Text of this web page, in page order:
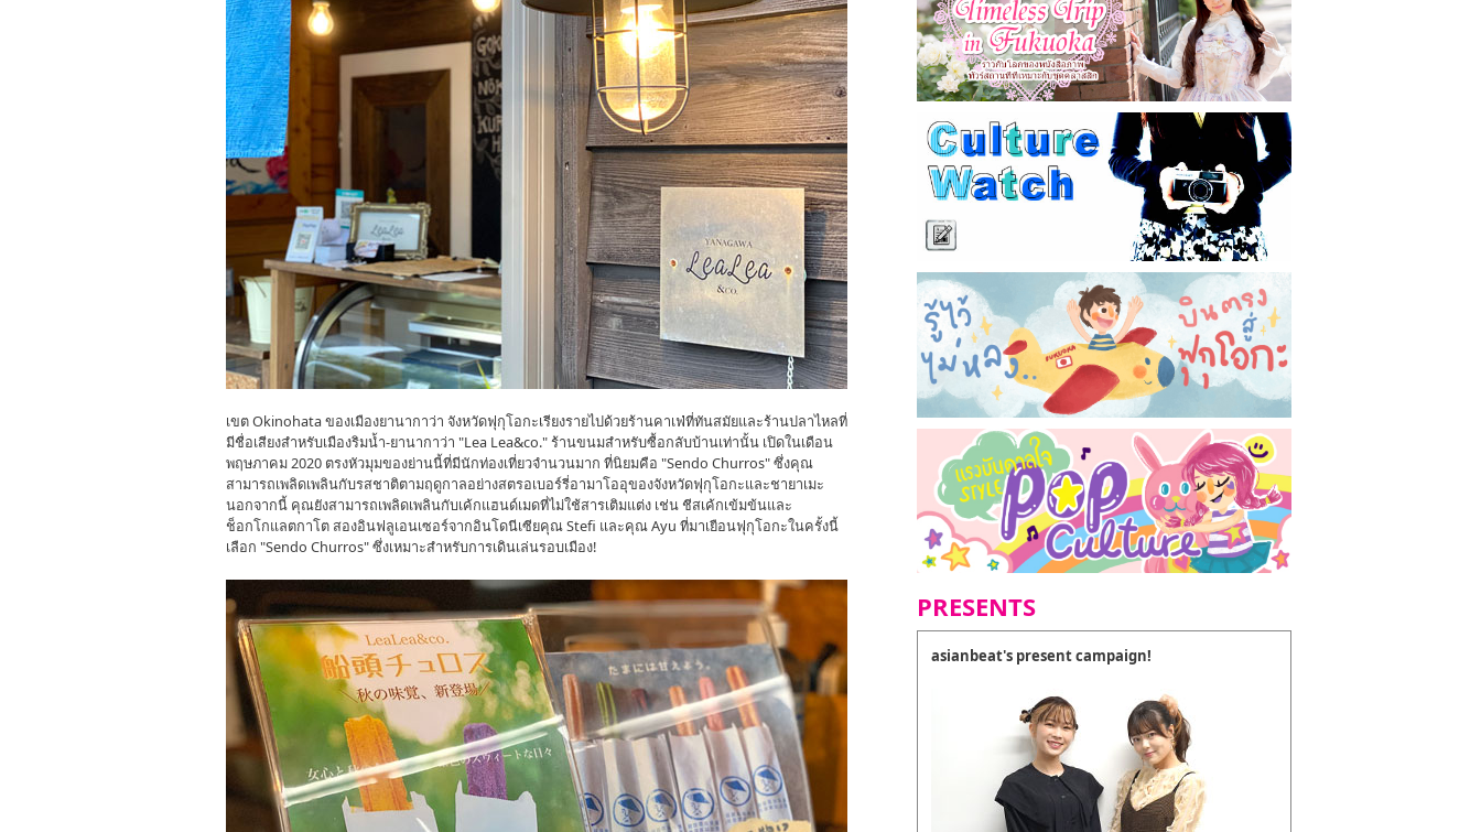
เขต Okinohata ของเมืองยานากาว่า จังหวัดฟุกุโอกะเรียงรายไปด้วยร้านคาเฟ่ที่ทันสมัยและร้านปลาไหลที่
มีชื่อเสียงสำหรับเมืองริมน้ำ-ยานากาว่า "Lea Lea&co." ร้านขนมสำหรับซื้อกลับบ้านเท่านั้น เปิดในเดือน
พฤษภาคม 2020 ตรงหัวมุมของย่านนี้ที่มีนักท่องเที่ยวจำนวนมาก ที่นิยมคือ "Sendo Churros" ซึ่งคุณ
สามารถเพลิดเพลินกับรสชาติตามฤดูกาลอย่างสตรอเบอร์รี่อามาโออุของจังหวัดฟุกุโอกะและชายาเมะ
นอกจากนี้ คุณยังสามารถเพลิดเพลินกับเค้กแฮนด์เมดที่ไม่ใช้สารเติมแต่ง เช่น ชีสเค้กเข้มข้นและ
ช็อกโกแลตกาโต สองอินฟลูเอนเซอร์จากอินโดนีเซียคุณ Stefi และคุณ Ayu ที่มาเยือนฟุกุโอกะในครั้งนี้
เลือก "Sendo Churros" ซึ่งเหมาะสำหรับการเดินเล่นรอบเมือง!
PRESENTS
asianbeat's present campaign!